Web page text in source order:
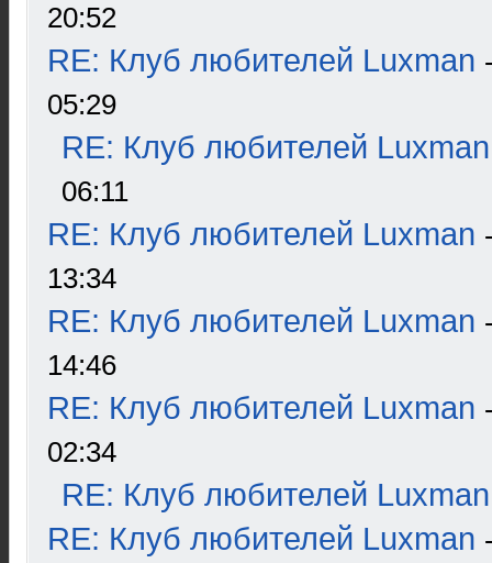
20:52
RE: Клуб любителей Luxman
05:29
RE: Клуб любителей Luxman
06:11
RE: Клуб любителей Luxman
13:34
RE: Клуб любителей Luxman
14:46
RE: Клуб любителей Luxman
02:34
RE: Клуб любителей Luxman
RE: Клуб любителей Luxman